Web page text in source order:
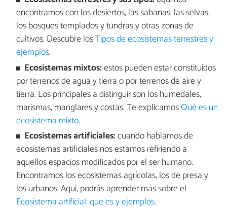
encontramos con los desiertos, las sabanas, las selvas,
los bosques templados y tundras y otras zonas de
cultivos. Descubre losTipos de ecosistemas terrestres y
ejemplos.
Ecosistemas mixtos:estos pueden estar constituidos
por terrenos de agua y tierra o por terrenos de aire y
tierra. Los principales a distinguir son los humedales,
marismas, manglares y costas. Te explicamosQué es un
ecosistema mixto.
Ecosistemas artificiales:cuando hablamos de
ecosistemas artificiales nos estamos refiriendo a
aquellos espacios modificados por el ser humano.
Encontramos los ecosistemas agrícolas, los de presa y
los urbanos. Aquí, podrás aprender más sobre el
Ecosistema artificial: qué es y ejemplos.